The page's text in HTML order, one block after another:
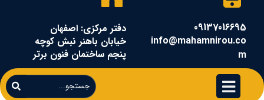
09137016695
info@mahamnirou.co
m
دفتر مرکزی: اصفهان
خیابان باهنر نبش کوچه
پنجم ساختمان فنون برتر